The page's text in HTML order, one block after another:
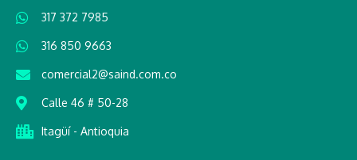
317 372 7985
316 850 9663
comercial2@saind.com.co
Calle 46 # 50-28
Itagüí - Antioquia